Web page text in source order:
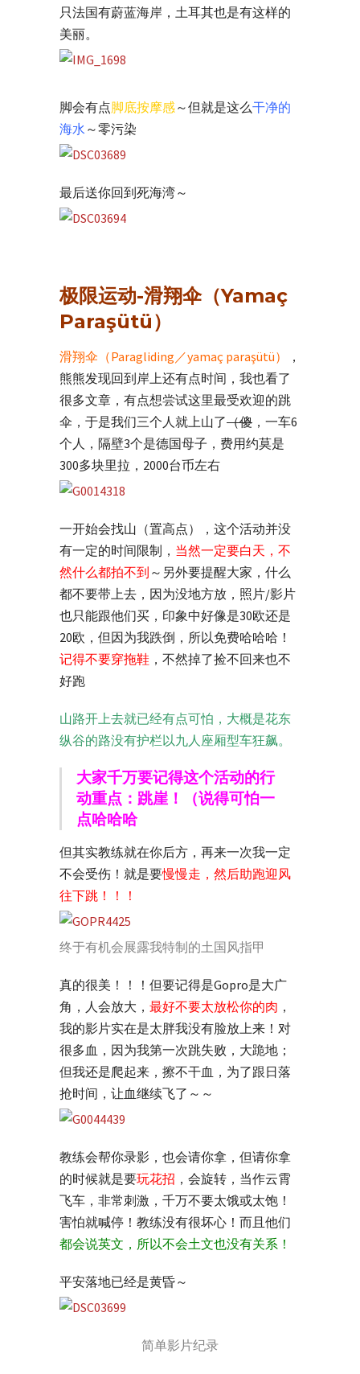
只法国有蔚蓝海岸，土耳其也是有这样的
美丽。
脚会有点脚底按摩感～但就是这么干净的
海水 ～零污染
最后送你回到死海湾～
极限运动-滑翔伞（Yamaç
Paraşütü）
滑翔伞（Paragliding／yamaç paraşütü）
，
熊熊发现回到岸上还有点时间，我也看了
很多文章，有点想尝试这里最受欢迎的跳
伞，于是我们三个人就上山了（傻 ，一车6
个人，隔壁3个是德国母子，费用约莫是
300多块里拉，2000台币左右
一开始会找山（置高点），这个活动并没
有一定的时间限制， 当然一定要白天，不
然什么都拍不到 ～另外要提醒大家，什么
都不要带上去，因为没地方放，照片/影片
也只能跟他们买，印象中好像是30欧还是
20欧，但因为我跌倒，所以免费哈哈哈！
记得不要穿拖鞋 ，不然掉了捡不回来也不
好跑
山路开上去就已经有点可怕，大概是花东
纵谷的路没有护栏以九人座厢型车狂飙。
大家千万要记得这个活动的行
动重点：跳崖！（说得可怕一
点哈哈哈
但其实教练就在你后方，再来一次我一定
不会受伤！就是要慢慢走，然后助跑迎风
往下跳！！！
终于有机会展露我特制的土国风指甲
真的很美！！！但要记得是Gopro是大广
角，人会放大， 最好不要太放松你的肉 ，
我的影片实在是太胖我没有脸放上来！对
很多血，因为我第一次跳失败，大跪地；
但我还是爬起来，擦不干血，为了跟日落
抢时间，让血继续飞了～～
教练会帮你录影，也会请你拿，但请你拿
的时候就是要玩花招 ，会旋转，当作云霄
飞车，非常刺激，千万不要太饿或太饱！
害怕就喊停！教练没有很坏心！而且他们
都会说英文，所以不会土文也没有关系！
平安落地已经是黄昏～
简单影片纪录